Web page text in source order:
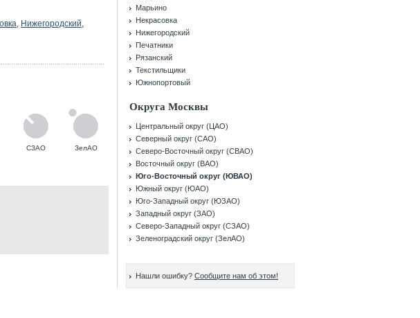
, Нижегородский,
СЗАО ЗелАО
Марьино
Некрасовка
Нижегородский
Печатники
Рязанский
Текстильщики
Южнопортовый
Округа Москвы
Центральный округ (ЦАО)
Северный округ (САО)
Северо-Восточный округ (СВАО)
Восточный округ (ВАО)
Юго-Восточный округ (ЮВАО)
Южный округ (ЮАО)
Юго-Западный округ (ЮЗАО)
Западный округ (ЗАО)
Северо-Западный округ (СЗАО)
Зеленоградский округ (ЗелАО)
Нашли ошибку? Сообщите нам об этом!